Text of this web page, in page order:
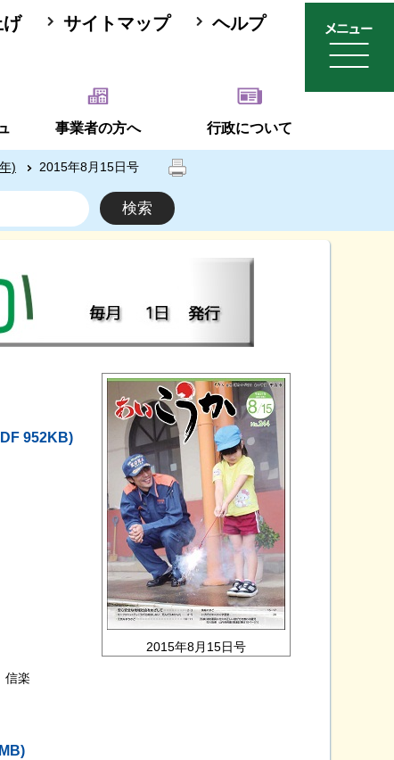
げ サイトマップ ヘルプ
事業者の方へ 行政について
) 2015年8月15日号
2015年8月15日号
952KB)
信楽